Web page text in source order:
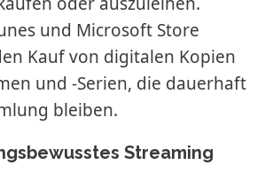
und Microsoft Store
Kauf von digitalen Kopien
und -Serien, die dauerhaft
bleiben.
Streaming